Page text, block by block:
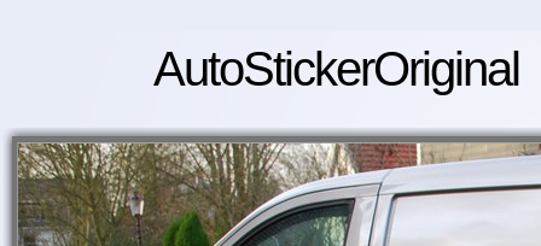
AutoStickerOriginal